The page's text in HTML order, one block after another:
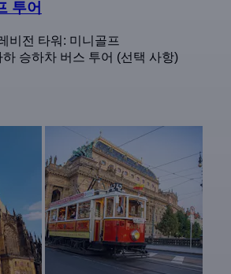
투어
비전 타워: 미니골프
승하차 버스 투어 (선택 사항)